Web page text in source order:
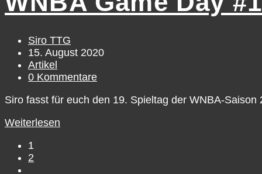
/
8
–
August
14
Beitrags-
Autor:
Siro TTG
Beitrag
veröffentlicht:
15. August 2020
Beitrags-
Kategorie:
Artikel
Beitrags-
0 Kommentare
Siro fasst für euch den 19. Spieltag der WNBA-
Weiterlesen
1
2